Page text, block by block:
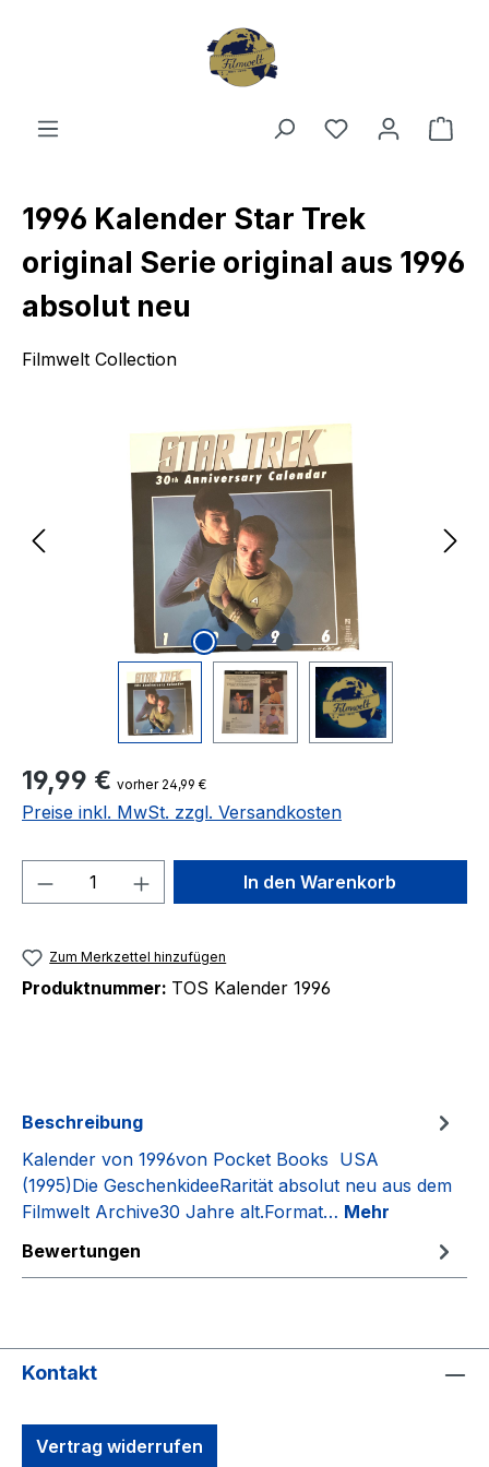
Du hast 0
1996 Kalender Star Trek
original Serie original aus 1996
absolut neu
Filmwelt Collection
Regulärer Preis:
19,99 € vorher 24,99 €
Preise inkl. MwSt. zzgl. Versandkosten
Produkt Anzahl: Gib denIn den Warenkorb
Zum Merkzettel hinzufügen
Produktnummer: TOS Kalender 1996
Beschreibung
Kalender von 1996von Pocket Books USA
(1995)Die GeschenkideeRarität absolut neu aus dem
Filmwelt Archive30 Jahre alt.Format… Mehr
Bewertungen
Kontakt
Vertrag widerrufen